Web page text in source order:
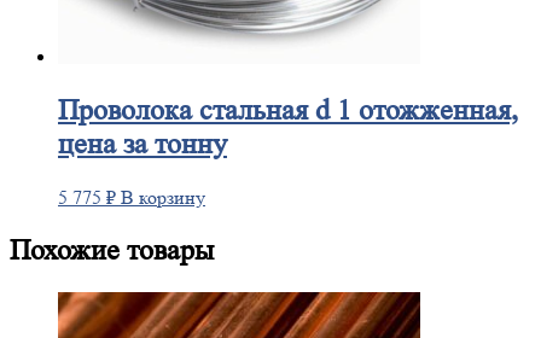
Проволокастальная d 1 отожженная,
цена за тонну
5 775 ₽ В корзину
Похожие товары